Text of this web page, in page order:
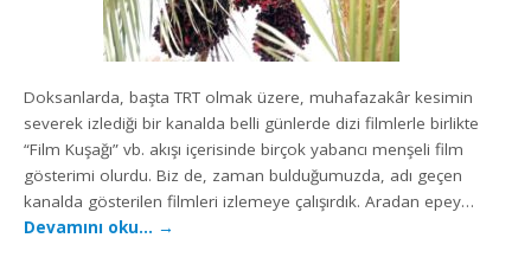
Doksanlarda, başta TRT olmak üzere, muhafazakâr kesimin
severek izlediği bir kanalda belli günlerde dizi filmlerle birlikte
“Film Kuşağı” vb. akışı içerisinde birçok yabancı menşeli film
gösterimi olurdu. Biz de, zaman bulduğumuzda, adı geçen
kanalda gösterilen filmleri izlemeye çalışırdık. Aradan epey…
Devamını oku… →